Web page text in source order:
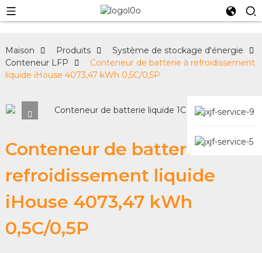
Maison Produits
Système de stockage d'énergie
Conteneur LFP
Conteneur de batterie à refroidissement
liquide iHouse 4073,47 kWh 0,5C/0,5P
Conteneur de batterie à
refroidissement liquide
iHouse 4073,47 kWh
0,5C/0,5P